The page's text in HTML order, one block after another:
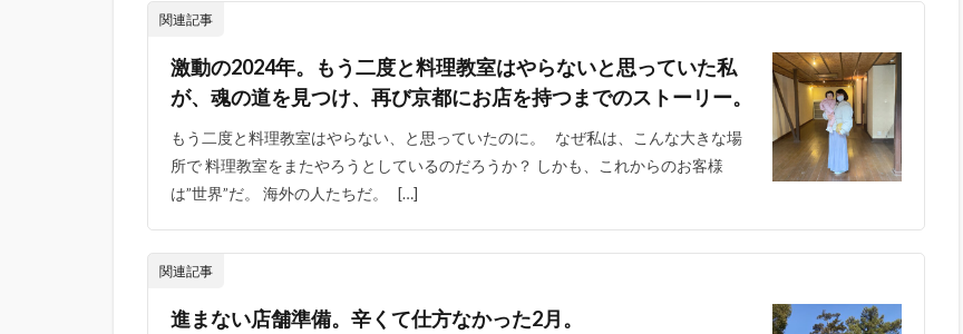
関連記事
激動の2024年。もう二度と料理教室はやらないと思っていた私
が、魂の道を見つけ、再び京都にお店を持つまでのストーリー。
もう二度と料理教室はやらない、と思っていたのに。 なぜ私は、こんな大きな場
所で 料理教室をまたやろうとしているのだろうか？ しかも、これからのお客様
は”世界”だ。 海外の人たちだ。 […]
関連記事
進まない店舗準備。辛くて仕方なかった2月。